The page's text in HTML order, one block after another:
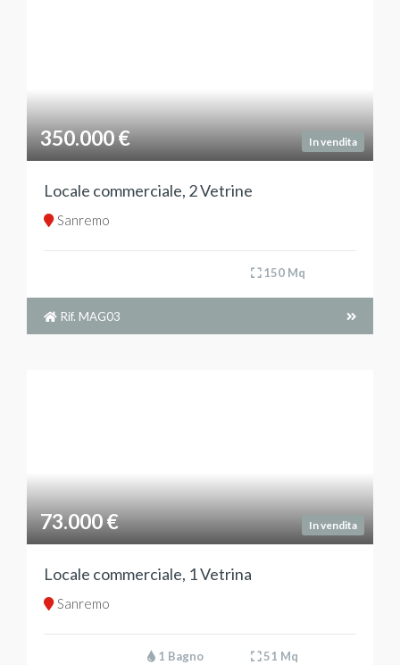
In vendita
350.000 €
Locale commerciale, 2 Vetrine
Sanremo
150 Mq
Rif. MAG03
In vendita
73.000 €
Locale commerciale, 1 Vetrina
Sanremo
1 Bagno 51 Mq